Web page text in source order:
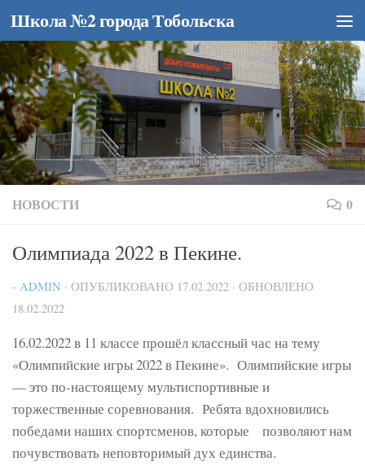
Перейти к содержимому
Школа №2 города Тобольска
НОВОСТИ 0
Олимпиада 2022 в Пекине.
- ADMIN · ОПУБЛИКОВАНО 17.02.2022 · ОБНОВЛЕНО
18.02.2022
16.02.2022 в 11 классе прошёл классный час на тему
«Олимпийские игры 2022 в Пекине». Олимпийские игры
— это по-настоящему мультиспортивные и
торжественные соревнования. Ребята вдохновились
победами наших спортсменов, которые позволяют нам
почувствовать неповторимый дух единства.